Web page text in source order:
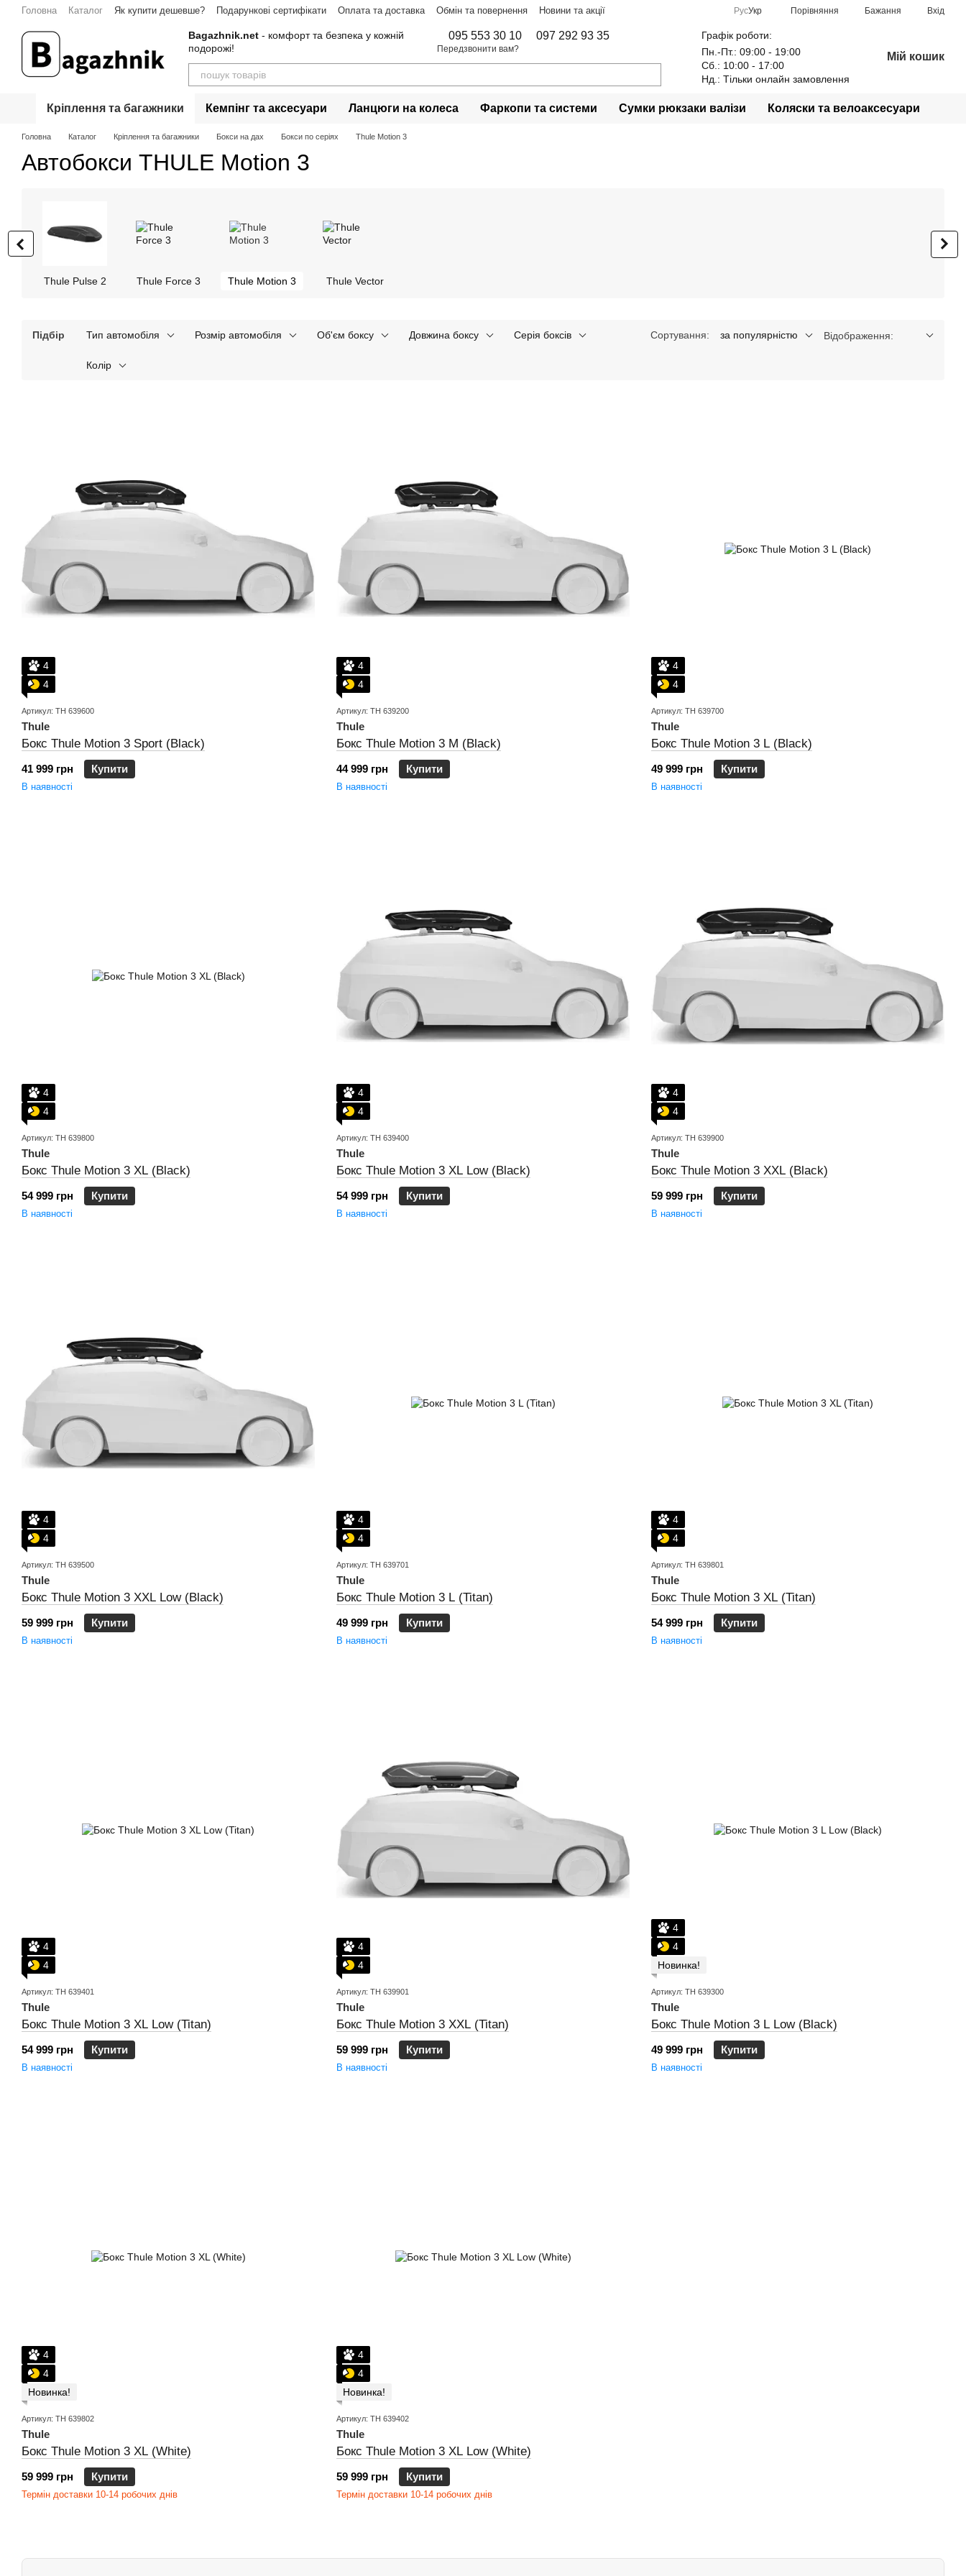
Перейти до основного контенту
Головна Каталог Як купити дешевше? Подарункові сертифікати Оплата та доставка Обмін та повернення
Новини та акції
РусУкр Порівняння Бажання Вхід
Bagazhnik.net - комфорт та безпека у кожній
подорожі!
095 553 30 10 097 292 93 35
Передзвонити вам?
Графік роботи:
Пн.-Пт.: 09:00 - 19:00
Сб.: 10:00 - 17:00
Нд.: Тільки онлайн замовлення
Мій кошик
Кріплення та багажники Кемпінг та аксесуари Ланцюги на колеса Фаркопи та системи Сумки рюкзаки валізи Коляски та велоаксесуари
Головна Каталог Кріплення та багажники Бокси на дах Бокси по серіях Thule Motion 3
Автобокси THULE Motion 3
Thule Pulse 2 Thule Force 3 Thule Motion 3 Thule Vector
Підбір Тип автомобіля Розмір автомобіля Об'єм боксу Довжина боксу Серія боксів
Колір
Сортування: за популярністю Відображення:
4
4
Артикул: TH 639600
Thule
Бокс Thule Motion 3 Sport (Black)
41 999 грн Купити
В наявності
4
4
Артикул: TH 639200
Thule
Бокс Thule Motion 3 M (Black)
44 999 грн Купити
В наявності
4
4
Артикул: TH 639700
Thule
Бокс Thule Motion 3 L (Black)
49 999 грн Купити
В наявності
4
4
Артикул: TH 639800
Thule
Бокс Thule Motion 3 XL (Black)
54 999 грн Купити
В наявності
4
4
Артикул: TH 639400
Thule
Бокс Thule Motion 3 XL Low (Black)
54 999 грн Купити
В наявності
4
4
Артикул: TH 639900
Thule
Бокс Thule Motion 3 XXL (Black)
59 999 грн Купити
В наявності
4
4
Артикул: TH 639500
Thule
Бокс Thule Motion 3 XXL Low (Black)
59 999 грн Купити
В наявності
4
4
Артикул: TH 639701
Thule
Бокс Thule Motion 3 L (Titan)
49 999 грн Купити
В наявності
4
4
Артикул: TH 639801
Thule
Бокс Thule Motion 3 XL (Titan)
54 999 грн Купити
В наявності
4
4
Артикул: TH 639401
Thule
Бокс Thule Motion 3 XL Low (Titan)
54 999 грн Купити
В наявності
4
4
Артикул: TH 639901
Thule
Бокс Thule Motion 3 XXL (Titan)
59 999 грн Купити
В наявності
4
4
Новинка!
Артикул: TH 639300
Thule
Бокс Thule Motion 3 L Low (Black)
49 999 грн Купити
В наявності
4
4
Новинка!
Артикул: TH 639802
Thule
Бокс Thule Motion 3 XL (White)
59 999 грн Купити
Термін доставки 10-14 робочих днів
4
4
Новинка!
Артикул: TH 639402
Thule
Бокс Thule Motion 3 XL Low (White)
59 999 грн Купити
Термін доставки 10-14 робочих днів